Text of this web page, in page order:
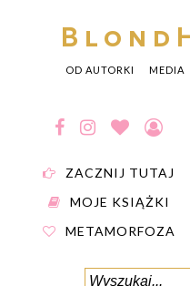
OD AUTORKI MEDIA
ZACZNIJ TUTAJ
MOJE KSIĄŻKI
METAMORFOZA